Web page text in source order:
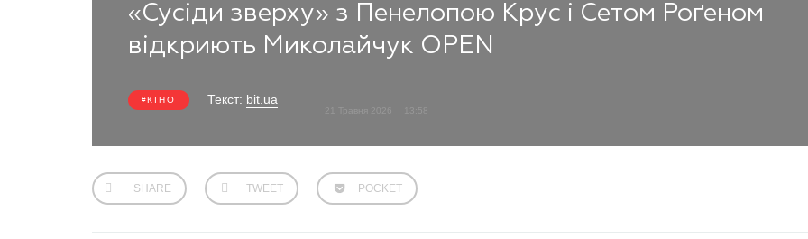
«Сусіди зверху» з Пенелопою Крус і Сетом Роґеном
відкриють Миколайчук OPEN
КІНО Текст: bit.ua
SHARE TWEET POCKET